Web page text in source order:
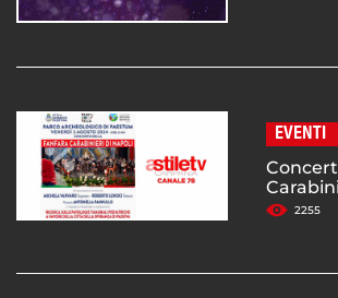
EVENTI
2255